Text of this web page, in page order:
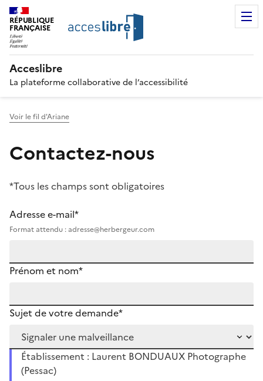
RÉPUBLIQUE
FRANÇAISE
Acceslibre
La plateforme collaborative de l’accessibilité
Voir le fil d'Ariane
Contactez-nous
*Tous les champs sont obligatoires
Adresse e-mail*
Format attendu : adresse@herbergeur.com
Prénom et nom*
Sujet de votre demande*
Établissement : Laurent BONDUAUX Photographe
(Pessac)